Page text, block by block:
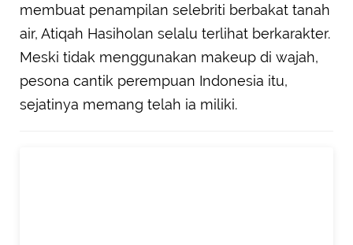
membuat penampilan selebriti berbakat tanah
air, Atiqah Hasiholan selalu terlihat berkarakter.
Meski tidak menggunakan makeup di wajah,
pesona cantik perempuan Indonesia itu,
sejatinya memang telah ia miliki.